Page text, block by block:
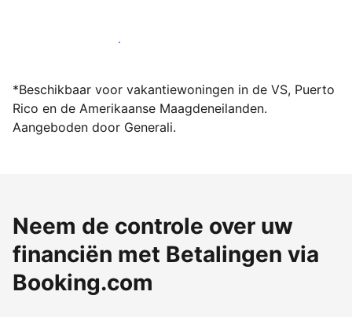
Word vandaag nog host bij ons
*Beschikbaar voor vakantiewoningen in de VS, Puerto
Rico en de Amerikaanse Maagdeneilanden.
Aangeboden door Generali.
Neem de controle over uw
financiën met Betalingen via
Booking.com